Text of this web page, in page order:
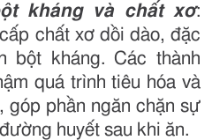
kháng và chất xơ:
chất xơ dồi dào, đặc
bột kháng. Các thành
quá trình tiêu hóa và
góp phần ngăn chặn sự
huyết sau khi ăn.